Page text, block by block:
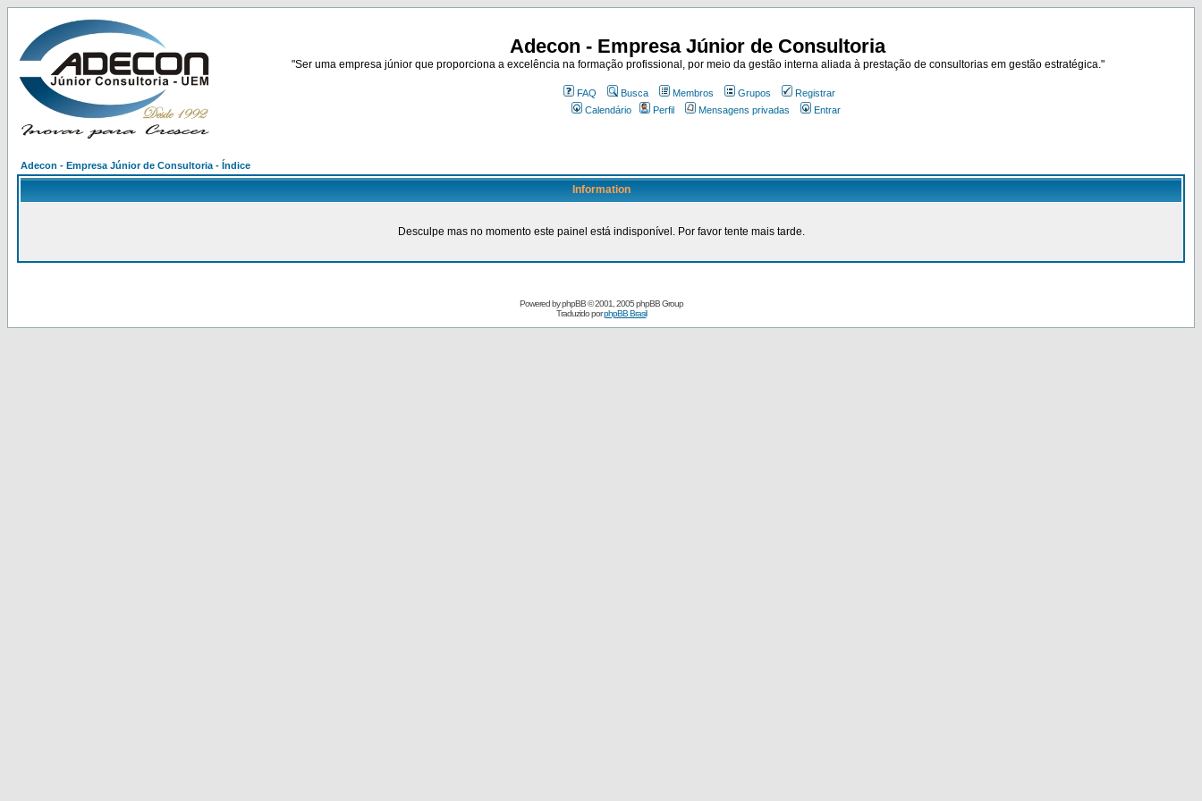
Adecon - Empresa Júnior de Consultoria
"Ser uma empresa júnior que proporciona a excelência na formação profissional, por meio da gestão interna aliada à prestação de consultorias em gestão estratégica."
FAQ Busca Membros Grupos
Registrar
Calendário
Perfil Mensagens privadas Entrar
Adecon - Empresa Júnior de Consultoria - Índice
Information
Desculpe mas no momento este painel está indisponível. Por favor tente mais tarde.
Powered byphpBB© 2001, 2005 phpBB Group
Traduzido porphpBB Brasil